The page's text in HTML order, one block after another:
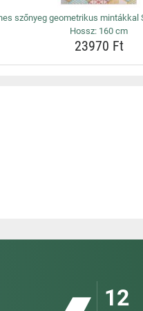
szőnyeg geometrikus mintákkal
Hossz: 160 cm
23970 Ft
12